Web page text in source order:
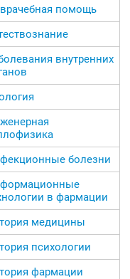
помощь
внутренних
болезни
в фармации
медицины
психологии
фармации